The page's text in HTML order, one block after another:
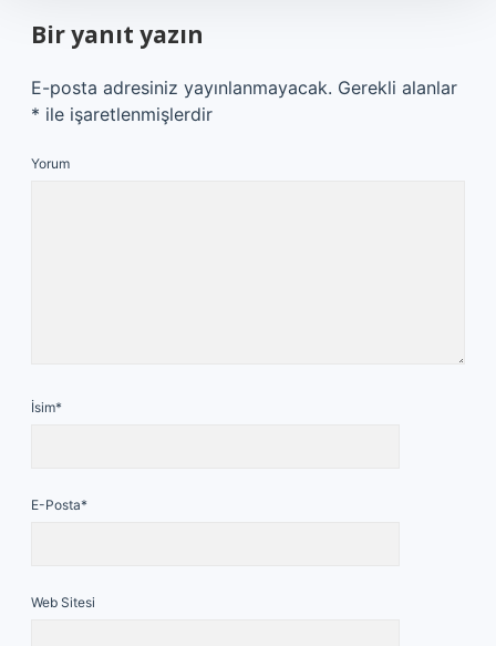
Bir yanıt yazın
E-posta adresiniz yayınlanmayacak. Gerekli alanlar
* ile işaretlenmişlerdir
Yorum
İsim*
E-Posta*
Web Sitesi